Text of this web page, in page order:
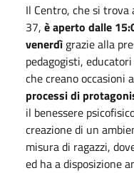
Il Centro, che si
37, èaperto dalle
venerdì grazie alla
pedagogisti,
che creano occasioni
processi di
il benessere
creazione di un
misura di ragazzi,
ed ha a disposizione